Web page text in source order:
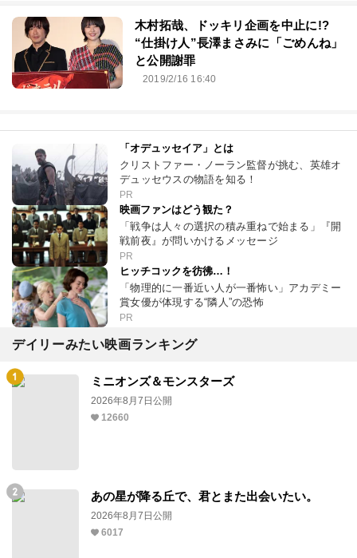
木村拓哉、ドッキリ企画を中止に!?
“仕掛け人”長澤まさみに「ごめんね」
と公開謝罪
2019/2/16 16:40
「オデュッセイア」とは
クリストファー・ノーラン監督が挑む、英雄オ
デュッセウスの物語を知る！
PR
映画ファンはどう観た？
「戦争は人々の選択の積み重ねで始まる」『開
戦前夜』が問いかけるメッセージ
PR
ヒッチコックを彷彿…！
「物理的に一番近い人が一番怖い」アカデミー
賞女優が体現する“隣人”の恐怖
PR
デイリーみたい映画ランキング
ミニオンズ＆モンスターズ
2026年8月7日公開
12660
あの星が降る丘で、君とまた出会いたい。
2026年8月7日公開
6017